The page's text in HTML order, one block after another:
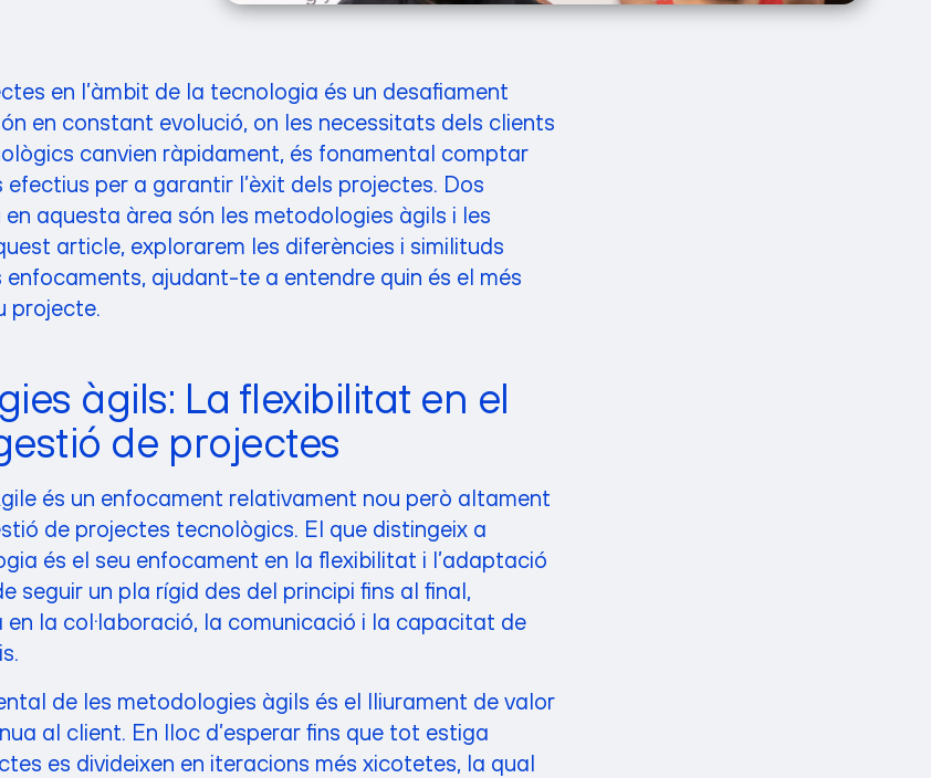
en l’àmbit de la tecnologia és un desafiament
en constant evolució, on les necessitats dels clients
canvien ràpidament, és fonamental comptar
per a garantir l’èxit dels projectes. Dos
aquesta àrea són les metodologies àgils i les
article, explorarem les diferències i similituds
ajudant-te a entendre quin és el més
projecte.
àgils: La flexibilitat en el
de projectes
és un enfocament relativament nou però altament
de projectes tecnològics. El que distingeix a
és el seu enfocament en la flexibilitat i l’adaptació
seguir un pla rígid des del principi fins al final,
la col·laboració, la comunicació i la capacitat de
de les metodologies àgils és el lliurament de valor
al client. En lloc d’esperar fins que tot estiga
es divideixen en iteracions més xicotetes, la qual